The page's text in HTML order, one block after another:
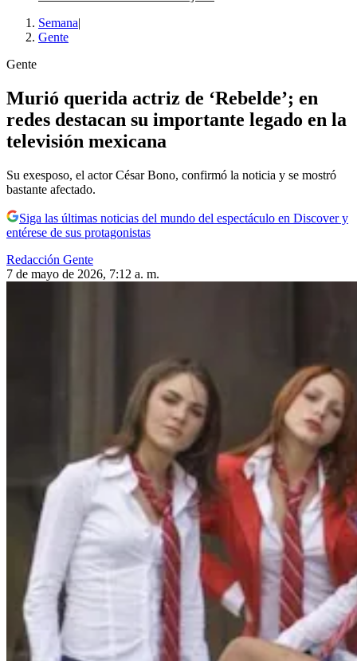
Semana|
Gente
Gente
Murió querida actriz de ‘Rebelde’; en
redes destacan su importante legado en la
televisión mexicana
Su exesposo, el actor César Bono, confirmó la noticia y se mostró
bastante afectado.
Siga las últimas noticias del mundo del espectáculo en Discover y
entérese de sus protagonistas
Redacción Gente
7 de mayo de 2026, 7:12 a. m.